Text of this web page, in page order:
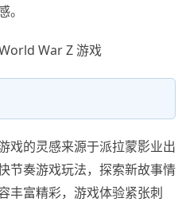
戏的灵感来源于派拉蒙影业出
节奏游戏玩法，探索新故事情
丰富精彩，游戏体验紧张刺